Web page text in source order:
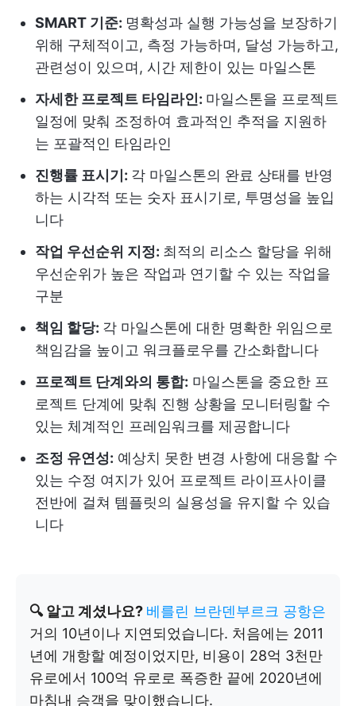
SMART 기준: 명확성과 실행 가능성을 보장하기
위해 구체적이고, 측정 가능하며, 달성 가능하고,
관련성이 있으며, 시간 제한이 있는 마일스톤
자세한 프로젝트 타임라인: 마일스톤을 프로젝트
일정에 맞춰 조정하여 효과적인 추적을 지원하
는 포괄적인 타임라인
진행률 표시기: 각 마일스톤의 완료 상태를 반영
하는 시각적 또는 숫자 표시기로, 투명성을 높입
니다
작업 우선순위 지정: 최적의 리소스 할당을 위해
우선순위가 높은 작업과 연기할 수 있는 작업을
구분
책임 할당: 각 마일스톤에 대한 명확한 위임으로
책임감을 높이고 워크플로우를 간소화합니다
프로젝트 단계와의 통합: 마일스톤을 중요한 프
로젝트 단계에 맞춰 진행 상황을 모니터링할 수
있는 체계적인 프레임워크를 제공합니다
조정 유연성: 예상치 못한 변경 사항에 대응할 수
있는 수정 여지가 있어 프로젝트 라이프사이클
전반에 걸쳐 템플릿의 실용성을 유지할 수 있습
니다
🔍 알고 계셨나요? 베를린 브란덴부르크 공항은
거의 10년이나 지연되었습니다. 처음에는 2011
년에 개항할 예정이었지만, 비용이 28억 3천만
유로에서 100억 유로로 폭증한 끝에 2020년에
마침내 승객을 맞이했습니다.